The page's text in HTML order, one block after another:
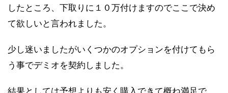
したところ、下取りに１０万付けますのでここで決め
て欲しいと言われました。
少し迷いましたがいくつかのオプションを付けてもら
う事でデミオを契約しました。
結果としては予想よりも安く購入できて概ね満足で